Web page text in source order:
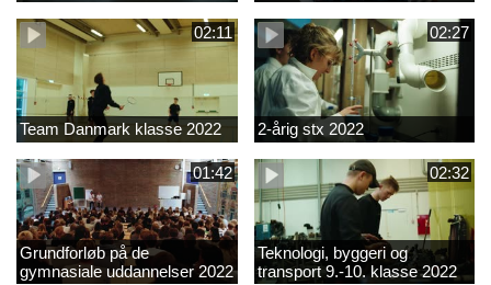
02:11
Team Danmark klasse 2022
02:27
2-årig stx 2022
01:42
Grundforløb på de
gymnasiale uddannelser 2022
02:32
Teknologi, byggeri og
transport 9.-10. klasse 2022